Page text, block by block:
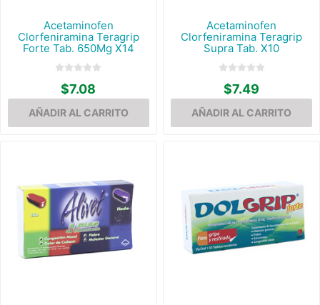
Acetaminofen
Clorfeniramina Teragrip
Forte Tab. 650Mg X14
$7.08
Acetaminofen
Clorfeniramina Teragrip
Supra Tab. X10
$7.49